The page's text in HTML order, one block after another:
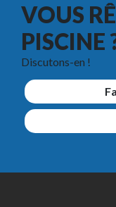
VOUS
PISCINE
Discutons-en !